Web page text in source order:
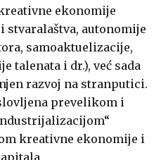
ekonomije
stvaralaštva, autonomije
samoaktuelizacije,
talenata i dr.), već sada
razvoj na stranputici.
prevelikom i
kreativne ekonomije i